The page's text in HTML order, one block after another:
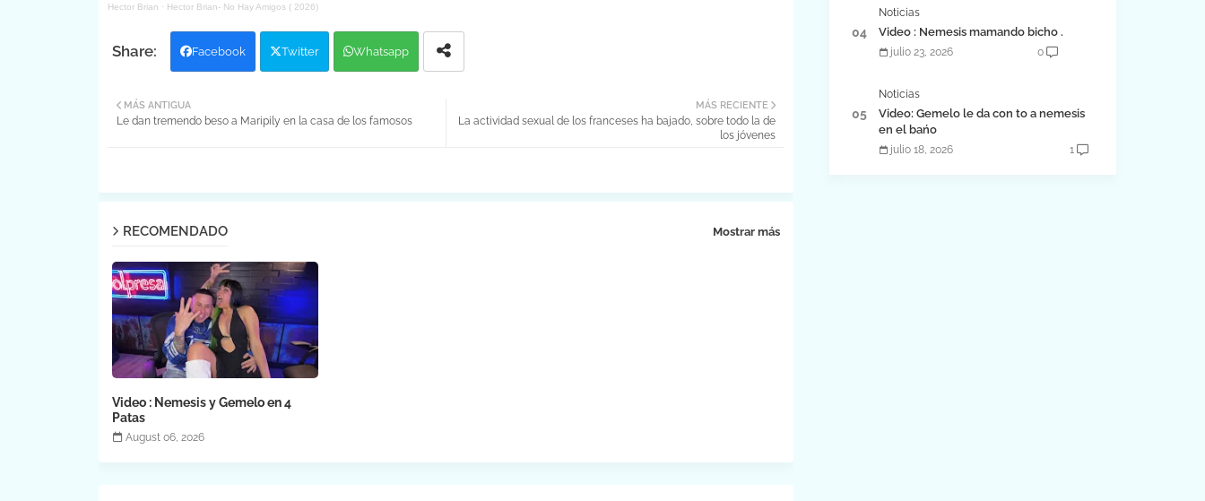
Hector Brian · Hector Brian- No Hay Amigos ( 2026)
Facebook Twitter Whatsapp
MÁS RECIENTE
La actividad sexual de los franceses ha bajado, sobre todo la de
los jóvenes
MÁS ANTIGUA
Le dan tremendo beso a Maripily en la casa de los famosos
RECOMENDADO Mostrar más
Video : Nemesis y Gemelo en 4
Patas
August 06, 2026
Noticias
Video : Nemesis mamando bicho .
julio 23, 2026 0
Noticias
Video: Gemelo le da con to a nemesis
en el bańo
julio 18, 2026 1